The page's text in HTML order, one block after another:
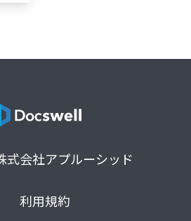
式会社アプルーシッド
利用規約